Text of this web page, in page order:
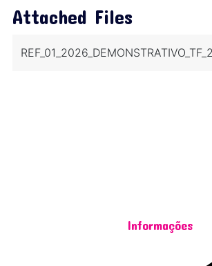
Attached Files
Informações